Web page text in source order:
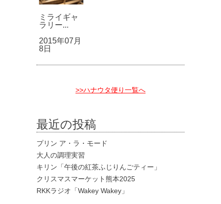
ミライギャ
ラリー...
2015年07月
8日
>>ハナウタ便り一覧へ
最近の投稿
プリン ア・ラ・モード
大人の調理実習
キリン「午後の紅茶ふじりんごティー」
クリスマスマーケット熊本2025
RKKラジオ「Wakey Wakey」